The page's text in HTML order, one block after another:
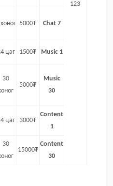
123
5000₮ Chat 7
цаг 1500₮ Music 1
30
5000₮
Music
30
цаг 3000₮
Content
1
30
15000₮
Content
30